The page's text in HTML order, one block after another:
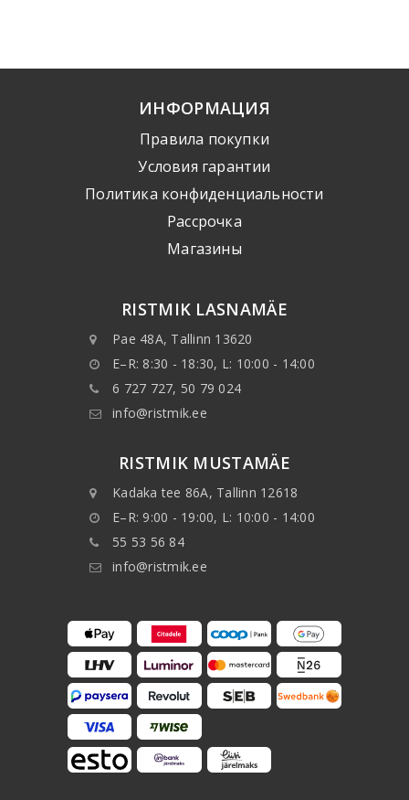
ИНФОРМАЦИЯ
Правила покупки
Условия гарантии
Политика конфиденциальности
Рассрочка
Mагазины
RISTMIK LASNAMÄE
Pae 48A, Tallinn 13620
E–R: 8:30 - 18:30, L: 10:00 - 14:00
6 727 727, 50 79 024
info@ristmik.ee
RISTMIK MUSTAMÄE
Kadaka tee 86A, Tallinn 12618
E–R: 9:00 - 19:00, L: 10:00 - 14:00
55 53 56 84
info@ristmik.ee